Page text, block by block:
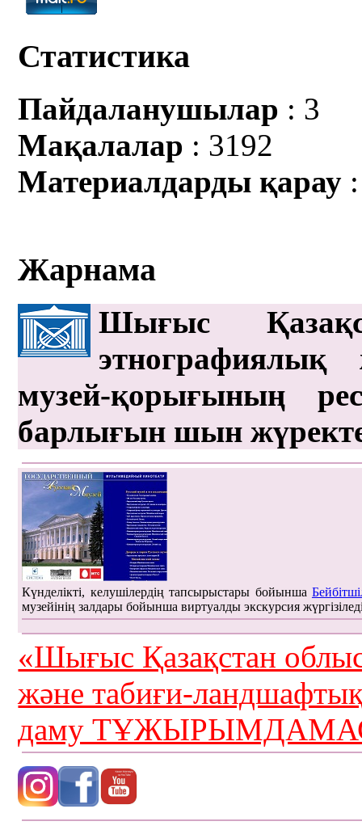
Статистика
Пайдаланушылар : 3
Мақалалар : 3192
Материалдарды қарау
Жарнама
Шығыс
этнографиялық
музей-қорығының
барлығын шын
Күнделікті, келушілердің тапсырыстары бойынша
музейінің залдары бойынша виртуалды экскурсия
«Шығыс Қазақстан
және табиғи-
даму